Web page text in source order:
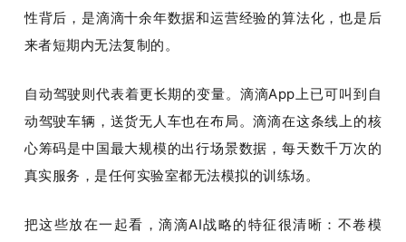
性背后，是滴滴十余年数据和运营经验的算法化，也是后
来者短期内无法复制的。
自动驾驶则代表着更长期的变量。滴滴App上已可叫到自
动驾驶车辆，送货无人车也在布局。滴滴在这条线上的核
心筹码是中国最大规模的出行场景数据，每天数千万次的
真实服务，是任何实验室都无法模拟的训练场。
把这些放在一起看，滴滴AI战略的特征很清晰：不卷模